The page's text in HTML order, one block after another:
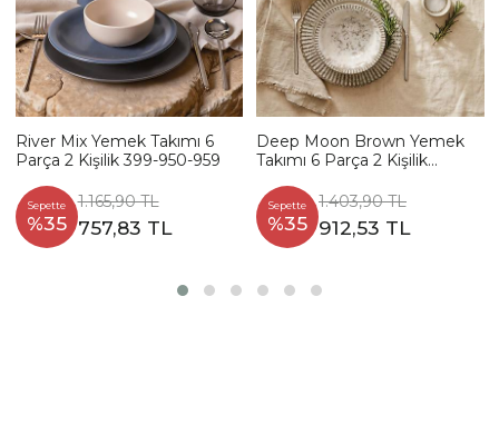
River Mix Yemek Takımı 6
Parça 2 Kişilik 399-950-959
Sepette
%35
1.165,90 TL
757,83 TL
Deep Moon Brown Yemek
Takımı 6 Parça 2 Kişilik
Sepette
%35
1.403,90 TL
912,53 TL